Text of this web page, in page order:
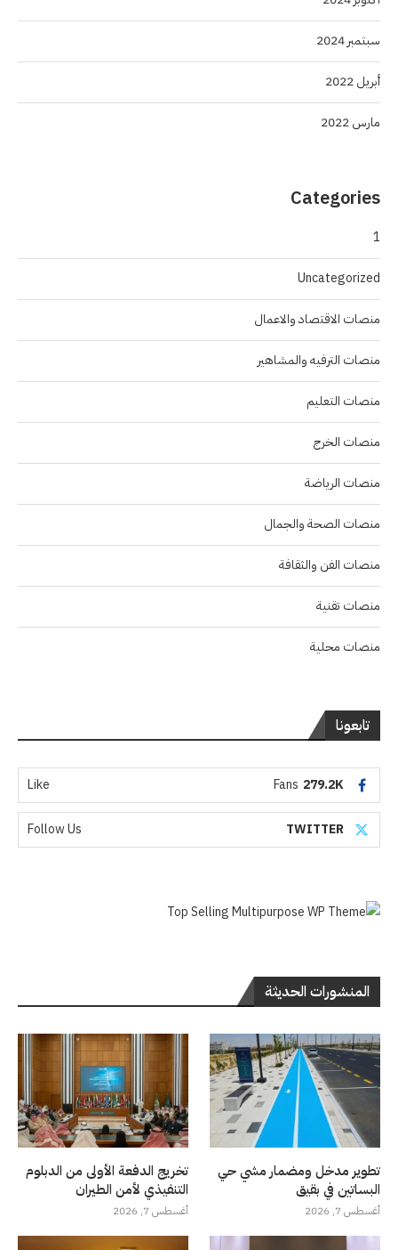
سبتمبر 2024
أبريل 2022
مارس 2022
Categories
1
Uncategorized
منصات الاقتصاد والاعمال
منصات الترفيه والمشاهير
منصات التعليم
منصات الخرج
منصات الرياضة
منصات الصحة والجمال
منصات الفن والثقافة
منصات تقنية
منصات محلية
تابعونا
279.2K
Fans
Like
TWITTER
Follow Us
المنشورات الحديثة
تطوير مدخل ومضمار مشي حي
البساتين في بقيق
أغسطس 7, 2026
تخريج الدفعة الأولى من الدبلوم
التنفيذي لأمن الطيران
أغسطس 7, 2026